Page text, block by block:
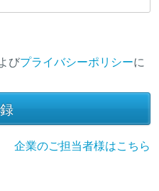
びプライバシーポリシーに
企業のご担当者様はこちら